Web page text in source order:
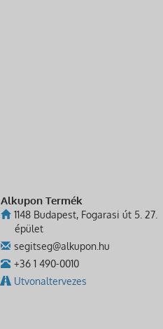
Alkupon Termék
1148 Budapest, Fogarasi út 5. 27.
épület
segitseg@alkupon.hu
+36 1 490-0010
Utvonaltervezes